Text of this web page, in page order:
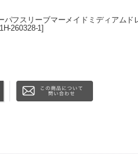
パフスリーブマーメイドミディアム
260328-1]